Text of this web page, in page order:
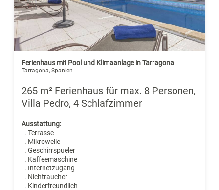
Ferienhaus mit Pool und Klimaanlage in Tarragona
Tarragona, Spanien
265 m² Ferienhaus für max. 8 Personen,
Villa Pedro, 4 Schlafzimmer
Ausstattung:
. Terrasse
. Mikrowelle
. Geschirrspueler
. Kaffeemaschine
. Internetzugang
. Nichtraucher
. Kinderfreundlich